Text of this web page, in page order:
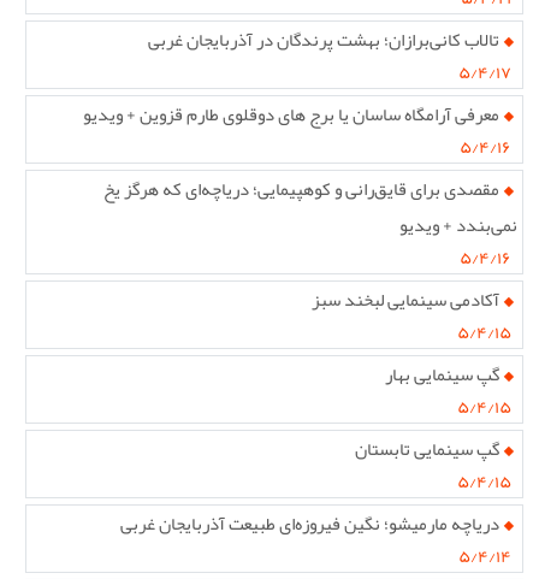
تالاب کانی‌برازان؛ بهشت پرندگان در آذربایجان غربی
۵/۴/۱۷
معرفی آرامگاه ساسان یا برج های دوقلوی طارم قزوین + ویدیو
۵/۴/۱۶
مقصدی برای قایق‌رانی و کوهپیمایی؛ دریاچه‌ای که هرگز یخ
نمی‌بندد + ویدیو
۵/۴/۱۶
آکادمی سینمایی لبخند سبز
۵/۴/۱۵
گپ سینمایی بهار
۵/۴/۱۵
گپ سینمایی تابستان
۵/۴/۱۵
دریاچه مارمیشو؛ نگین فیروزه‌ای طبیعت آذربایجان غربی
۵/۴/۱۴